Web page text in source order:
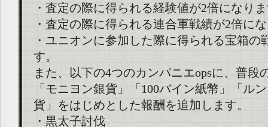
・査定の際に得られる経験値が2倍になり
・査定の際に得られる連合軍戦績が2倍に
・ユニオンに参加した際に得られる宝箱の
す。
また、以下の4つのカンパニエopsに、普段
「モニヨン銀貨」「100バイン紙幣」「ル
貨」をはじめとした報酬を追加します。
・黒太子討伐